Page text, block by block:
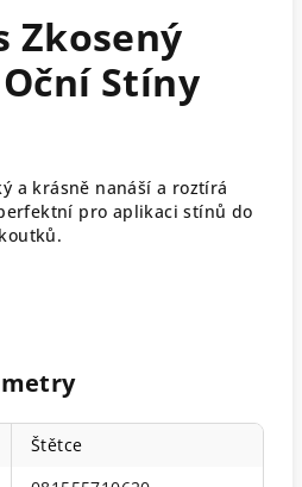
Zkosený
Stíny
a krásně nanáší a roztírá
pro aplikaci stínů do
Štětce